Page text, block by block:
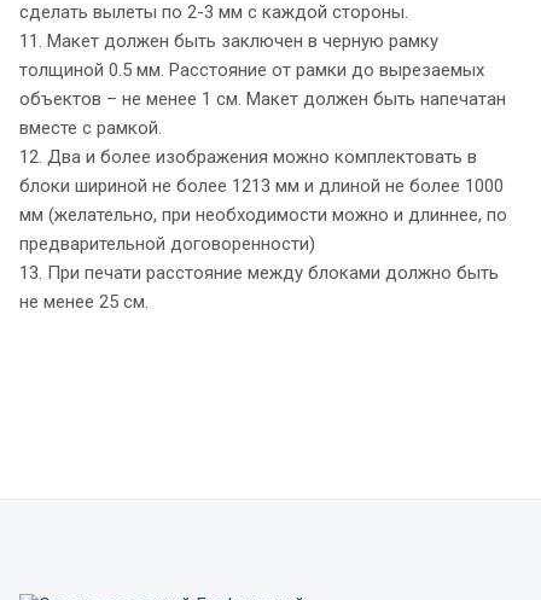
сделать вылеты по 2-3 мм с каждой стороны.
11. Макет должен быть заключен в черную рамку
толщиной 0.5 мм. Расстояние от рамки до вырезаемых
объектов – не менее 1 см. Макет должен быть напечатан
вместе с рамкой.
12. Два и более изображения можно комплектовать в
блоки шириной не более 1213 мм и длиной не более 1000
мм (желательно, при необходимости можно и длиннее, по
предварительной договоренности)
13. При печати расстояние между блоками должно быть
не менее 25 см.